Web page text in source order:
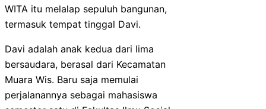
WITA itu melalap sepuluh bangunan,
termasuk tempat tinggal Davi.
Davi adalah anak kedua dari lima
bersaudara, berasal dari Kecamatan
Muara Wis. Baru saja memulai
perjalanannya sebagai mahasiswa